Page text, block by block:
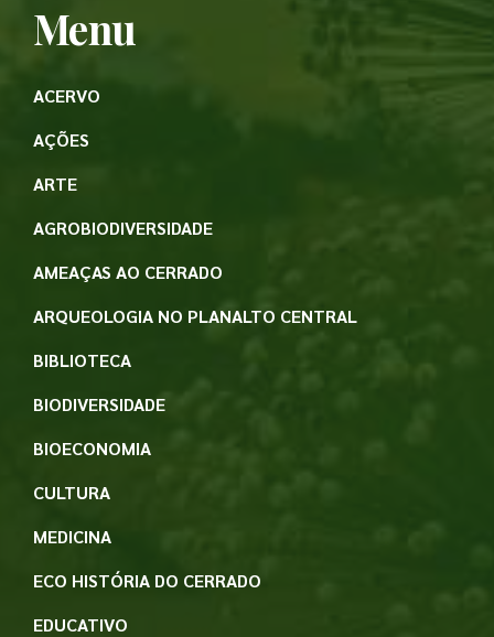
Menu
ACERVO
AÇÕES
ARTE
AGROBIODIVERSIDADE
AMEAÇAS AO CERRADO
ARQUEOLOGIA NO PLANALTO CENTRAL
BIBLIOTECA
BIODIVERSIDADE
BIOECONOMIA
CULTURA
MEDICINA
ECO HISTÓRIA DO CERRADO
EDUCATIVO